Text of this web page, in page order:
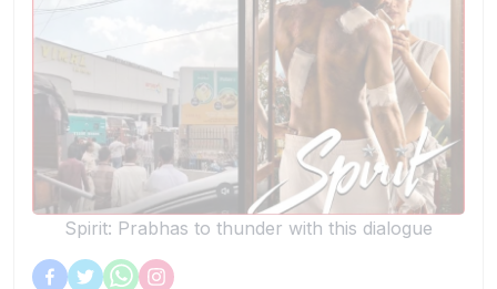
Spirit: Prabhas to thunder with this dialogue